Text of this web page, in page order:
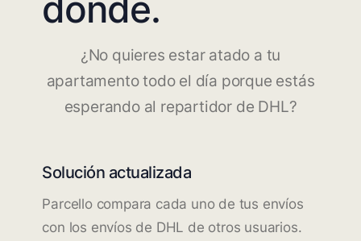
¿No quieres estar atado a tu
apartamento todo el día porque estás
esperando al repartidor de DHL?
Solución actualizada
Parcello compara cada uno de tus envíos
con los envíos de DHL de otros usuarios.